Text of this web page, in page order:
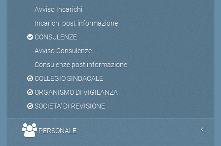
Avviso Incarichi
Incarichi post informazione
CONSULENZE
Avviso Consulenze
Consulenze post informazione
COLLEGIO SINDACALE
ORGANISMO DI VIGILANZA
SOCIETA' DI REVISIONE
PERSONALE